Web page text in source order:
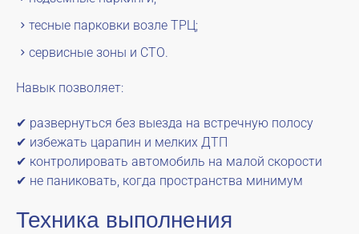
тесные парковки возле ТРЦ;
сервисные зоны и СТО.
Навык позволяет:
✔ развернуться без выезда на встречную полосу
✔ избежать царапин и мелких ДТП
✔ контролировать автомобиль на малой скорости
✔ не паниковать, когда пространства минимум
Техника выполнения